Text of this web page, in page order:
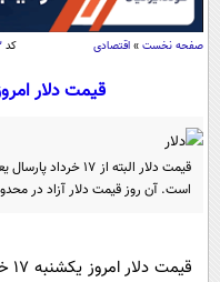
صفحه نخست » اقتصادی کد
قیمت دلار امروز
است. آن روز قیمت دلار آزاد در محدوده 82 هزار تومان قرار